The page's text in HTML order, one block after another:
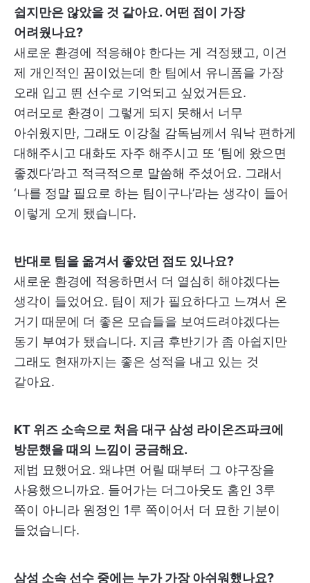
쉽지만은 않았을 것 같아요. 어떤 점이 가장
어려웠나요?
새로운 환경에 적응해야 한다는 게 걱정됐고, 이건
제 개인적인 꿈이었는데 한 팀에서 유니폼을 가장
오래 입고 뛴 선수로 기억되고 싶었거든요.
여러모로 환경이 그렇게 되지 못해서 너무
아쉬웠지만, 그래도 이강철 감독님께서 워낙 편하게
대해주시고 대화도 자주 해주시고 또 ‘팀에 왔으면
좋겠다’라고 적극적으로 말씀해 주셨어요. 그래서
‘나를 정말 필요로 하는 팀이구나’라는 생각이 들어
이렇게 오게 됐습니다.
반대로 팀을 옮겨서 좋았던 점도 있나요?
새로운 환경에 적응하면서 더 열심히 해야겠다는
생각이 들었어요. 팀이 제가 필요하다고 느껴서 온
거기 때문에 더 좋은 모습들을 보여드려야겠다는
동기 부여가 됐습니다. 지금 후반기가 좀 아쉽지만
그래도 현재까지는 좋은 성적을 내고 있는 것
같아요.
KT 위즈 소속으로 처음 대구 삼성 라이온즈파크에
방문했을 때의 느낌이 궁금해요.
제법 묘했어요. 왜냐면 어릴 때부터 그 야구장을
사용했으니까요. 들어가는 더그아웃도 홈인 3루
쪽이 아니라 원정인 1루 쪽이어서 더 묘한 기분이
들었습니다.
삼성 소속 선수 중에는 누가 가장 아쉬워했나요?